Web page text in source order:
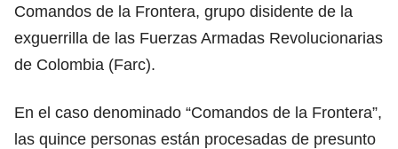
Comandos de la Frontera, grupo disidente de la
exguerrilla de las Fuerzas Armadas Revolucionarias
de Colombia (Farc).
En el caso denominado “Comandos de la Frontera”,
las quince personas están procesadas de presunto